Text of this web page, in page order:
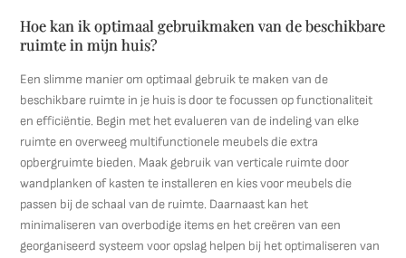
Hoe kan ik optimaal gebruikmaken van de beschikbare
ruimte in mijn huis?
Een slimme manier om optimaal gebruik te maken van de
beschikbare ruimte in je huis is door te focussen op functionaliteit
en efficiëntie. Begin met het evalueren van de indeling van elke
ruimte en overweeg multifunctionele meubels die extra
opbergruimte bieden. Maak gebruik van verticale ruimte door
wandplanken of kasten te installeren en kies voor meubels die
passen bij de schaal van de ruimte. Daarnaast kan het
minimaliseren van overbodige items en het creëren van een
georganiseerd systeem voor opslag helpen bij het optimaliseren van